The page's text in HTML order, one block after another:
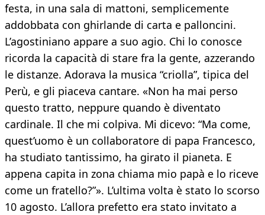
festa, in una sala di mattoni, semplicemente
addobbata con ghirlande di carta e palloncini.
L’agostiniano appare a suo agio. Chi lo conosce
ricorda la capacità di stare fra la gente, azzerando
le distanze. Adorava la musica “criolla”, tipica del
Perù, e gli piaceva cantare. «Non ha mai perso
questo tratto, neppure quando è diventato
cardinale. Il che mi colpiva. Mi dicevo: “Ma come,
quest’uomo è un collaboratore di papa Francesco,
ha studiato tantissimo, ha girato il pianeta. E
appena capita in zona chiama mio papà e lo riceve
come un fratello?”». L’ultima volta è stato lo scorso
10 agosto. L’allora prefetto era stato invitato a